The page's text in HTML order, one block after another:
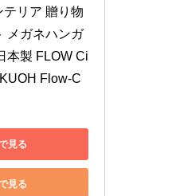
リア 贈り物
メガネハンガ
本製 FLOW Ci
Flow-C
見る
見る